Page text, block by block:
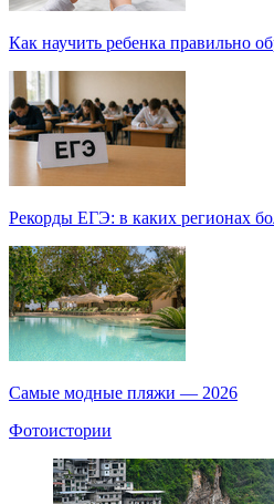
Как научить ребенка правильно
Рекорды ЕГЭ: в каких регионах
Самые модные пляжи — 2026
Фотоистории